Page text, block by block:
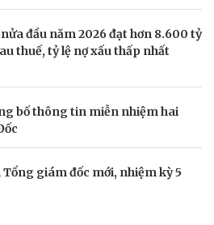
đầu năm 2026 đạt hơn 8.600 tỷ
thuế, tỷ lệ nợ xấu thấp nhất
bố thông tin miễn nhiệm hai
Tổng giám đốc mới, nhiệm kỳ 5